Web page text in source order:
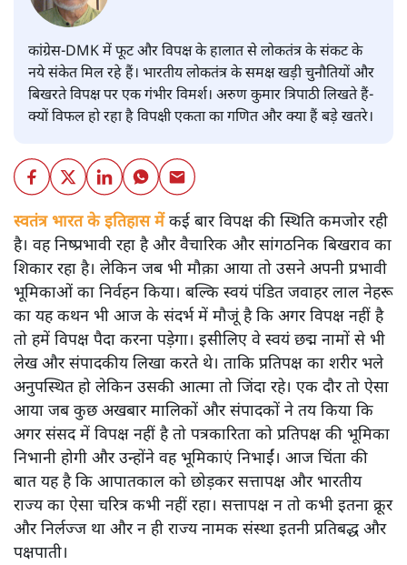
कांग्रेस-DMK में फूट और विपक्ष के हालात से लोकतंत्र के संकट के
नये संकेत मिल रहे हैं। भारतीय लोकतंत्र के समक्ष खड़ी चुनौतियों और
बिखरते विपक्ष पर एक गंभीर विमर्श। अरुण कुमार त्रिपाठी लिखते हैं-
क्यों विफल हो रहा है विपक्षी एकता का गणित और क्या हैं बड़े खतरे।
स्वतंत्र भारत के इतिहास मेंकई बार विपक्ष की स्थिति कमजोर रही
है। वह निष्प्रभावी रहा है और वैचारिक और सांगठनिक बिखराव का
शिकार रहा है। लेकिन जब भी मौक़ा आया तो उसने अपनी प्रभावी
भूमिकाओं का निर्वहन किया। बल्कि स्वयं पंडित जवाहर लाल नेहरू
का यह कथन भी आज के संदर्भ में मौजूं है कि अगर विपक्ष नहीं है
तो हमें विपक्ष पैदा करना पड़ेगा। इसीलिए वे स्वयं छद्म नामों से भी
लेख और संपादकीय लिखा करते थे। ताकि प्रतिपक्ष का शरीर भले
अनुपस्थित हो लेकिन उसकी आत्मा तो जिंदा रहे। एक दौर तो ऐसा
आया जब कुछ अखबार मालिकों और संपादकों ने तय किया कि
अगर संसद में विपक्ष नहीं है तो पत्रकारिता को प्रतिपक्ष की भूमिका
निभानी होगी और उन्होंने वह भूमिकाएं निभाईं। आज चिंता की
बात यह है कि आपातकाल को छोड़कर सत्तापक्ष और भारतीय
राज्य का ऐसा चरित्र कभी नहीं रहा। सत्तापक्ष न तो कभी इतना क्रूर
और निर्लज्ज था और न ही राज्य नामक संस्था इतनी प्रतिबद्ध और
पक्षपाती।